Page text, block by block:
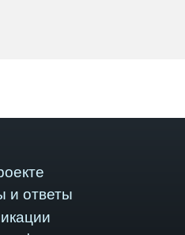
и ответы